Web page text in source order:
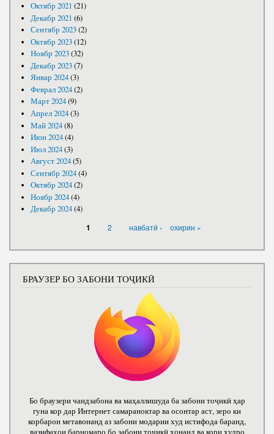
Октябр 2021 (21)
Декабр 2021 (6)
Сентябр 2023(2)
Октябр 2023(12)
Ноябр 2023(32)
Декабр 2023(7)
Январ 2024(3)
Феврал 2024(2)
Март 2024(9)
Апрел 2024(3)
Май 2024(8)
Июн 2024(4)
Июл 2024(3)
Август 2024(5)
Сентябр 2024(4)
Октябр 2024(2)
Ноябр 2024(4)
Декабр 2024(4)
1 2 навбатӣ › охирин »
БРАУЗЕР БО ЗАБОНИ ТОҶИКӢ
Бо браузери чандзабона ва маҳаллишуда ба забони тоҷикӣ ҳар
гуна кор дар Интернет самараноктар ва осонтар аст, зеро ки
корбарон метавонанд аз забони модарии худ истифода баранд,